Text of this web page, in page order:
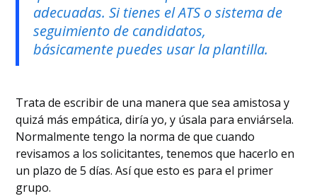
adecuadas. Si tienes el ATS o sistema de
seguimiento de candidatos,
básicamente puedes usar la plantilla.
Trata de escribir de una manera que sea amistosa y
quizá más empática, diría yo, y úsala para enviársela.
Normalmente tengo la norma de que cuando
revisamos a los solicitantes, tenemos que hacerlo en
un plazo de 5 días. Así que esto es para el primer
grupo.